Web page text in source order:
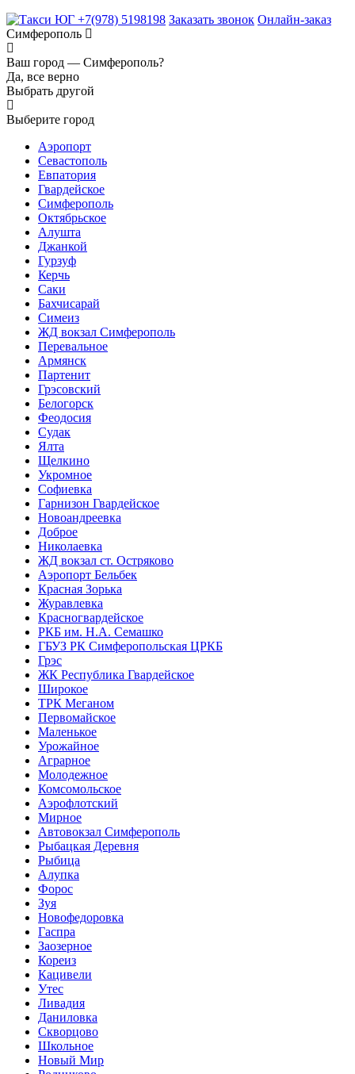
+7(978) 5198198 Заказать звонок Онлайн-заказ
Симферополь
Ваш город — Симферополь?
Да, все верно
Выбрать другой
Выберите город
Аэропорт
Севастополь
Евпатория
Гвардейское
Симферополь
Октябрьское
Алушта
Джанкой
Гурзуф
Керчь
Саки
Бахчисарай
Симеиз
ЖД вокзал Симферополь
Перевальное
Армянск
Партенит
Грэсовский
Белогорск
Феодосия
Судак
Ялта
Щелкино
Укромное
Софиевка
Гарнизон Гвардейское
Новоандреевка
Доброе
Николаевка
ЖД вокзал ст. Остряково
Аэропорт Бельбек
Красная Зорька
Журавлевка
Красногвардейское
РКБ им. Н.А. Семашко
ГБУЗ РК Симферопольская ЦРКБ
Грэс
ЖК Республика Гвардейское
Широкое
ТРК Меганом
Первомайское
Маленькое
Урожайное
Аграрное
Молодежное
Комсомольское
Аэрофлотский
Мирное
Автовокзал Симферополь
Рыбацкая Деревня
Рыбица
Алупка
Форос
Зуя
Новофедоровка
Гаспра
Заозерное
Кореиз
Кацивели
Утес
Ливадия
Даниловка
Скворцово
Школьное
Новый Мир